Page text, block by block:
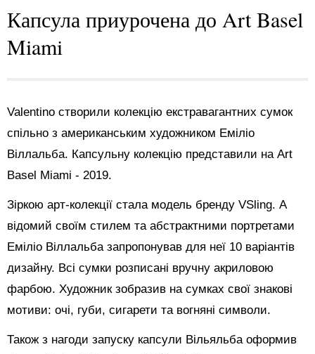
Капсула приурочена до Art Basel
Miami
Valentino створили колекцію екстравагантних сумок
спільно з американським художником Еміліо
Віллальба. Капсульну колекцію представили на Art
Basel Miami - 2019.
Зіркою арт-колекції стала модель бренду VSling. А
відомий своїм стилем та абстрактними портретами
Еміліо Віллальба запропонував для неї 10 варіантів
дизайну. Всі сумки розписані вручну акриловою
фарбою. Художник зобразив на сумках свої знакові
мотиви: очі, губи, сигарети та вогняні символи.
Також з нагоди запуску капсули Вільяльба оформив